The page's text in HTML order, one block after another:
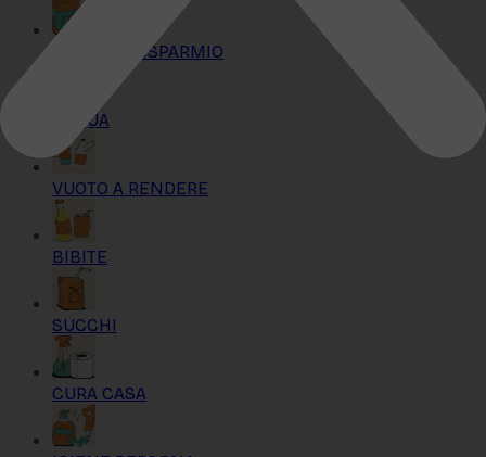
KIT MAXI RISPARMIO
ACQUA
VUOTO A RENDERE
BIBITE
SUCCHI
CURA CASA